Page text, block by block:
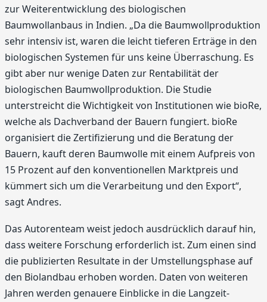
zur Weiterentwicklung des biologischen
Baumwollanbaus in Indien. „Da die Baumwollproduktion
sehr intensiv ist, waren die leicht tieferen Erträge in den
biologischen Systemen für uns keine Überraschung. Es
gibt aber nur wenige Daten zur Rentabilität der
biologischen Baumwollproduktion. Die Studie
unterstreicht die Wichtigkeit von Institutionen wie bioRe,
welche als Dachverband der Bauern fungiert. bioRe
organisiert die Zertifizierung und die Beratung der
Bauern, kauft deren Baumwolle mit einem Aufpreis von
15 Prozent auf den konventionellen Marktpreis und
kümmert sich um die Verarbeitung und den Export“,
sagt Andres.
Das Autorenteam weist jedoch ausdrücklich darauf hin,
dass weitere Forschung erforderlich ist. Zum einen sind
die publizierten Resultate in der Umstellungsphase auf
den Biolandbau erhoben worden. Daten von weiteren
Jahren werden genauere Einblicke in die Langzeit-